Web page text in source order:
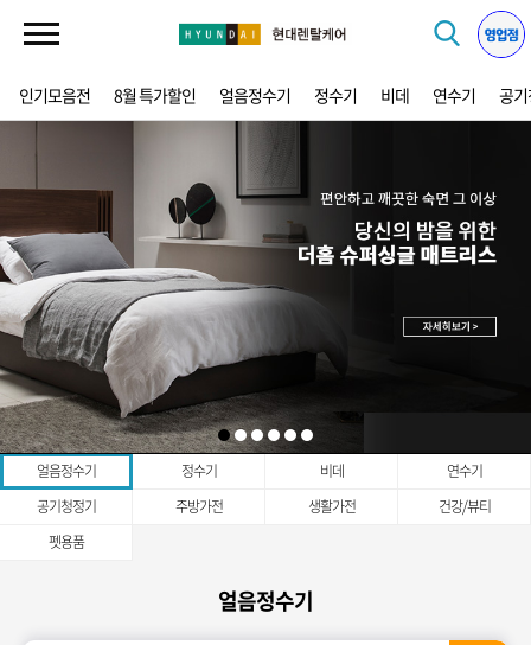
인기모음전 8월 특가할인 얼음정수기 정수기 비데 연수기 공
얼음정수기 정수기 비데
연수기
공기청정기
주방가전 생활가전
건강/뷰티
펫용품
얼음정수기